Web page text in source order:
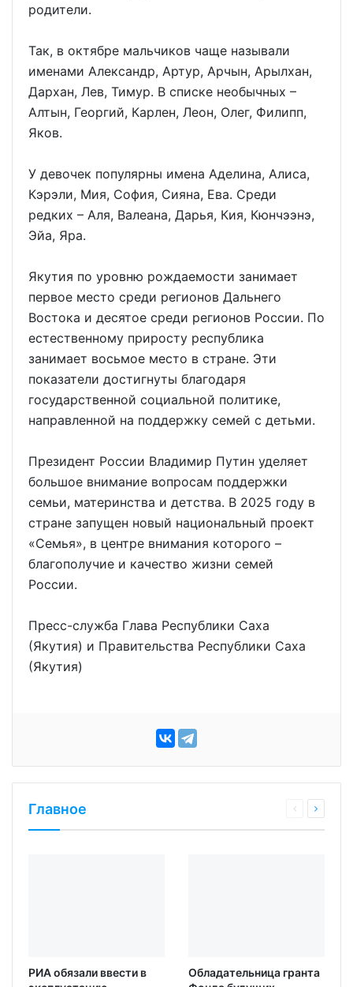
родители.
Так, в октябре мальчиков чаще называли
именами Александр, Артур, Арчын, Арылхан,
Дархан, Лев, Тимур. В списке необычных –
Алтын, Георгий, Карлен, Леон, Олег, Филипп,
Яков.
У девочек популярны имена Аделина, Алиса,
Кэрэли, Мия, София, Сияна, Ева. Среди
редких – Аля, Валеана, Дарья, Кия, Кюнчээнэ,
Эйа, Яра.
Якутия по уровню рождаемости занимает
первое место среди регионов Дальнего
Востока и десятое среди регионов России. По
естественному приросту республика
занимает восьмое место в стране. Эти
показатели достигнуты благодаря
государственной социальной политике,
направленной на поддержку семей с детьми.
Президент России Владимир Путин уделяет
большое внимание вопросам поддержки
семьи, материнства и детства. В 2025 году в
стране запущен новый национальный проект
«Семья», в центре внимания которого –
благополучие и качество жизни семей
России.
Пресс-служба Глава Республики Саха
(Якутия) и Правительства Республики Саха
(Якутия)
Главное
РИА обязали ввести в
Обладательница гранта